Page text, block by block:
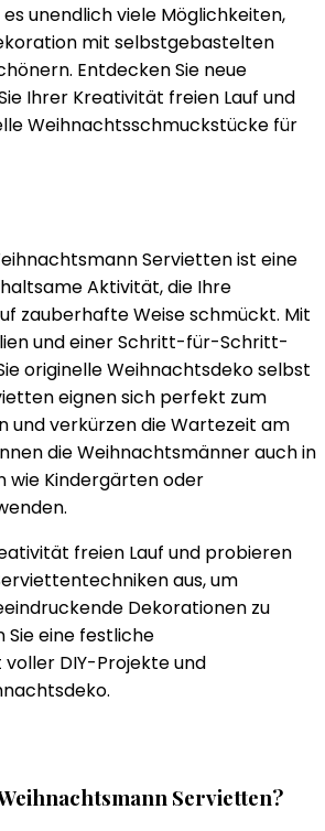
es unendlich viele Möglichkeiten,
mit selbstgebastelten
Entdecken Sie neue
Ihrer Kreativität freien Lauf und
Weihnachtsschmuckstücke für
Servietten ist eine
Aktivität, die Ihre
zauberhafte Weise schmückt. Mit
und einer Schritt-für-Schritt-
originelle Weihnachtsdeko selbst
eignen sich perfekt zum
und verkürzen die Wartezeit am
die Weihnachtsmänner auch in
wie Kindergärten oder
freien Lauf und probieren
aus, um
Dekorationen zu
Sie eine festliche
DIY-Projekte und
Servietten?